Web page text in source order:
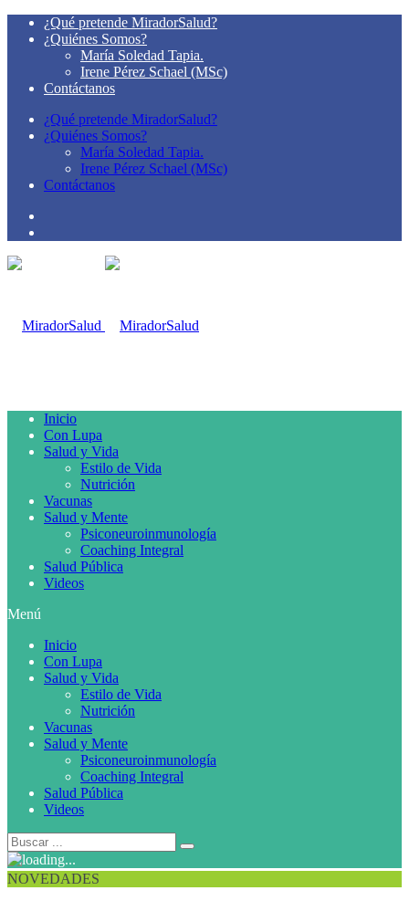
¿Qué pretende MiradorSalud?
¿Quiénes Somos?
María Soledad Tapia.
Irene Pérez Schael (MSc)
Contáctanos
¿Qué pretende MiradorSalud?
¿Quiénes Somos?
María Soledad Tapia.
Irene Pérez Schael (MSc)
Contáctanos
Inicio
Con Lupa
Salud y Vida
Estilo de Vida
Nutrición
Vacunas
Salud y Mente
Psiconeuroinmunología
Coaching Integral
Salud Pública
Videos
Menú
Inicio
Con Lupa
Salud y Vida
Estilo de Vida
Nutrición
Vacunas
Salud y Mente
Psiconeuroinmunología
Coaching Integral
Salud Pública
Videos
NOVEDADES